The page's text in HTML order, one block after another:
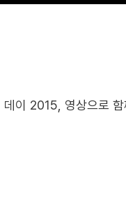
데이 2015, 영상으로